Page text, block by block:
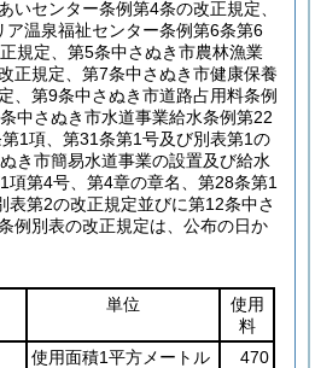
いセンター条例第4条の改正規定、
ア温泉福祉センター条例第6条第6
規定、第5条中さぬき市農林漁業
正規定、第7条中さぬき市健康保養
、第9条中さぬき市道路占用料条例
中さぬき市水道事業給水条例第22
1項、第31条第1号及び別表第1の
き市簡易水道事業の設置及び給水
項第4号、第4章の章名、第28条第1
表第2の改正規定並びに第12条中さ
例別表の改正規定は、公布の日か
単位
使用
料
使用面積1平方メートル
470